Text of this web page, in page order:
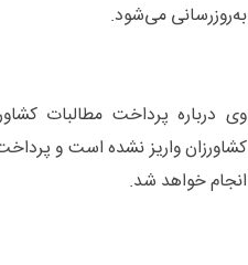
به‌روزرسانی می‌شود.
وی درباره پرداخت مطالبات
کشاورزان واریز نشده است و
انجام خواهد شد.